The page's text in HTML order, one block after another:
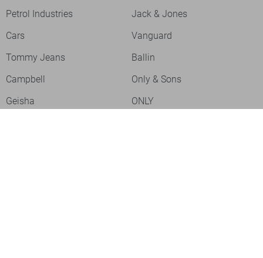
Petrol Industries
Jack & Jones
Cars
Vanguard
Tommy Jeans
Ballin
Campbell
Only & Sons
Geisha
ONLY